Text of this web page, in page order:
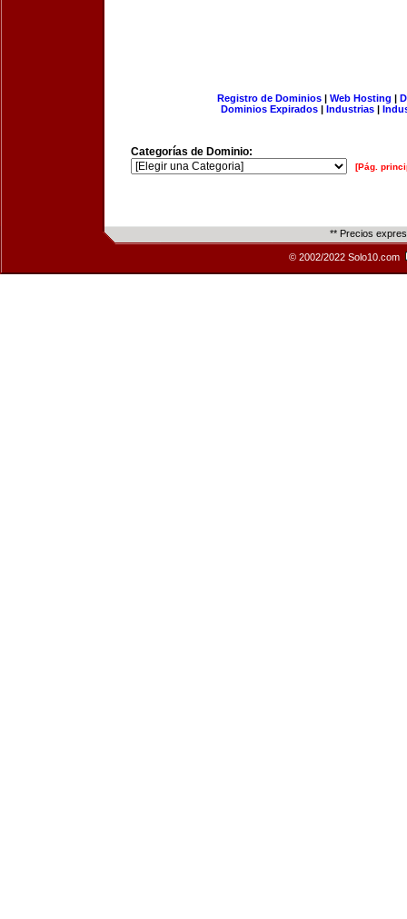
Registro de Dominios| Web Hosting |
Dominios Expirados | Industrias |
Categorías de Dominio:
[Pág.
** Precios
© 2002/2022 Solo10.com